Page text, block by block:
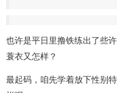
也许是平日里撸铁练出了些
蓑衣又怎样？
最起码，咱先学着放下性别